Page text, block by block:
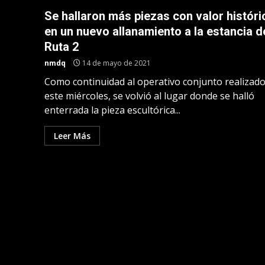
Se hallaron más piezas con valor
en un nuevo allanamiento a la estancia
Ruta 2
nmdq 14 de mayo de 2021
Como continuidad al operativo conjunto realizado
este miércoles, se volvió al lugar donde se halló
enterrada la pieza escultórica...
Leer Más